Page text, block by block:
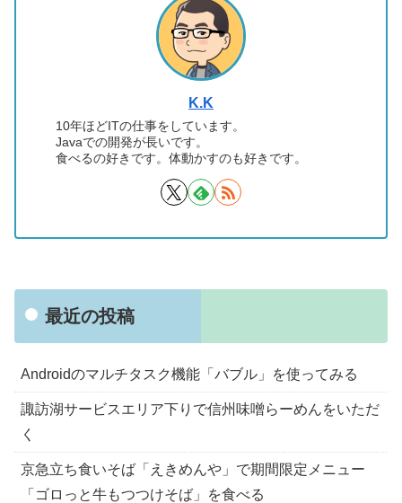
K.K
10年ほどITの仕事をしています。
Javaでの開発が長いです。
食べるの好きです。体動かすのも好きです。
最近の投稿
Androidのマルチタスク機能「バブル」を使ってみる
諏訪湖サービスエリア下りで信州味噌らーめんをいただ
く
京急立ち食いそば「えきめんや」で期間限定メニュー
「ゴロっと牛もつつけそば」を食べる